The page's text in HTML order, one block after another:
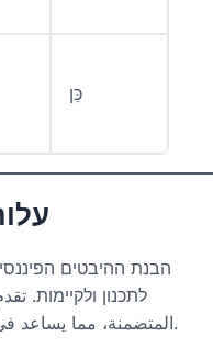
כֵּן
הבנת ההיבטים
לתכנון ולקיימות.
المتضمنة، مما يساعد في إدارة الميزانية واتخاذ القرارات المالية.